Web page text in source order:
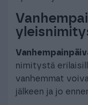
nimitystä
vanhemmat
jälkeen ja jo